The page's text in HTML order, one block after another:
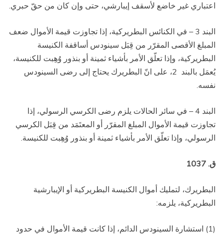
اعتباري غير خاضع لأسقف إيبارشي، حتى وإن كان من حقّ حبري.
البند 3 – في الكنائس البطريركية، إذا تجاوزت قيمة الأموال ضعف
المبلغ الأقصى المقرّر من قِبَل سينودس أساقفة الكنيسة
البطريركية، وإذا تعلّق الأمر بأشياء ثمينة أو بنذور وُهِبت للكنيسة،
يُعمَل بالبند
2، على انّ البطريرك يحتاج إلى رضى السينودس
نفسه.
البند 4 – في سائر الحالات يلزم رضى الكرسي الرسولي، إذا
تجاوزت قيمة الأموال المبلغ المقرّر أو المعتَمَد من قِبَل الكرسي
الرسولي، وإذا تعلّق الأمر بأشياء ثمينة أو بنذور وُهِبت للكنيسة.
ق. 1037
البطريرك، لتمليك أموال الكنيسة البطريركية أو الإيبارشية
البطريركية، يلزمه:
(1) استشارة السينودس الدائم، إذا كانت قيمة الأموال في حدود